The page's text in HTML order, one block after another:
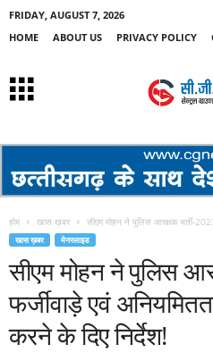
FRIDAY, AUGUST 7, 2026
HOME
ABOUT US PRIVACY POLICY
होम खास ख़बर सीएम मोहन ने पुलिस आरक्षक भर्ती-
खास ख़बर मेनस्लाइड
सीएम मोहन ने पुलिस
फर्जीवाड़े एवं
करने के दिए निर्देश!